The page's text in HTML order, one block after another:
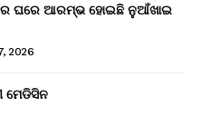
ଘରେ ଆରମ୍ଭ ହୋଇଛି ନୁଆଁଖାଇ
2026
ମେଡିସିନ